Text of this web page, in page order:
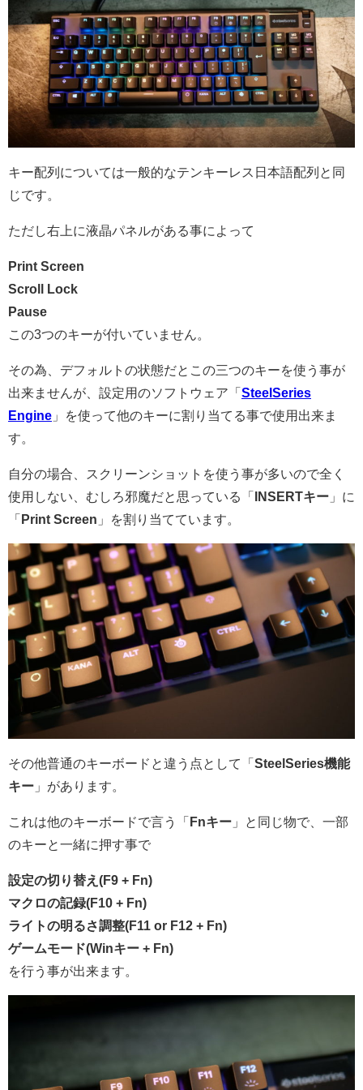
キー配列については一般的なテンキーレス日本語配列と同
じです。
ただし右上に液晶パネルがある事によって
Print Screen
Scroll Lock
Pause
この3つのキーが付いていません。
その為、デフォルトの状態だとこの三つのキーを使う事が
出来ませんが、設定用のソフトウェア「 SteelSeries
Engine 」を使って他のキーに割り当てる事で使用出来ま
す。
自分の場合、スクリーンショットを使う事が多いので全く
使用しない、むしろ邪魔だと思っている「
INSERTキー 」に
「 Print Screen 」を割り当てています。
その他普通のキーボードと違う点として「 SteelSeries機能
キー 」があります。
これは他のキーボードで言う「 Fnキー 」と同じ物で、一部
のキーと一緒に押す事で
設定の切り替え(F9 + Fn)
マクロの記録(F10 + Fn)
ライトの明るさ調整(F11 or F12 + Fn)
ゲームモード(Winキー + Fn)
を行う事が出来ます。